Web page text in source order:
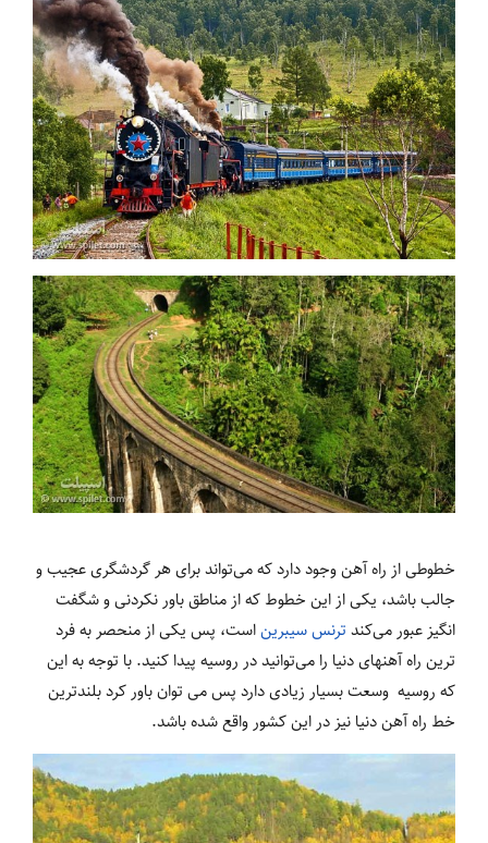
خطوطی از راه آهن وجود دارد که می‌تواند برای هر گردشگری عجیب و
جالب باشد، یکی از این خطوط که از مناطق باور نکردنی و شگفت
انگیز عبور می‌کند ترنس سیبریناست، پس یکی از منحصر به فرد
ترین راه آهن‎های دنیا را می‌توانید در روسیه پیدا کنید. با توجه به این
که روسیه وسعت بسیار زیادی دارد پس می توان باور کرد بلندترین
خط راه آهن دنیا نیز در این کشور واقع شده باشد.